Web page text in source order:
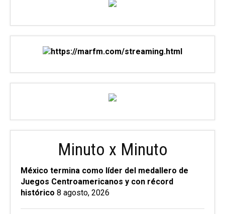
Minuto x Minuto
México termina como líder del medallero de
Juegos Centroamericanos y con récord
histórico 8 agosto, 2026